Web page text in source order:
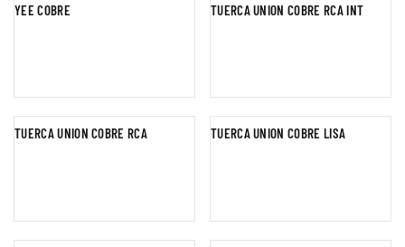
YEE COBRE TUERCA UNION COBRE RCA INT
TUERCA UNION COBRE RCA TUERCA UNION COBRE LISA